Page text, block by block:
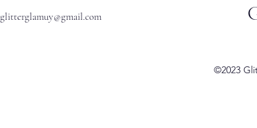
glitterglamuy@gmail.com
©2023